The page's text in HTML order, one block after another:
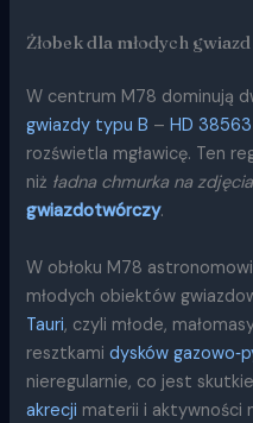
Żłobek dla młodych gwiazd
W centrum M78 dominują
gwiazdy typu B –HD
rozświetla mgławicę. Ten
niż ładna chmurka na
gwiazdotwórczy.
W obłoku M78
młodych obiektów
Tauri, czyli młode,
resztkamidysków
nieregularnie, co jest
akrecji materii i aktywności